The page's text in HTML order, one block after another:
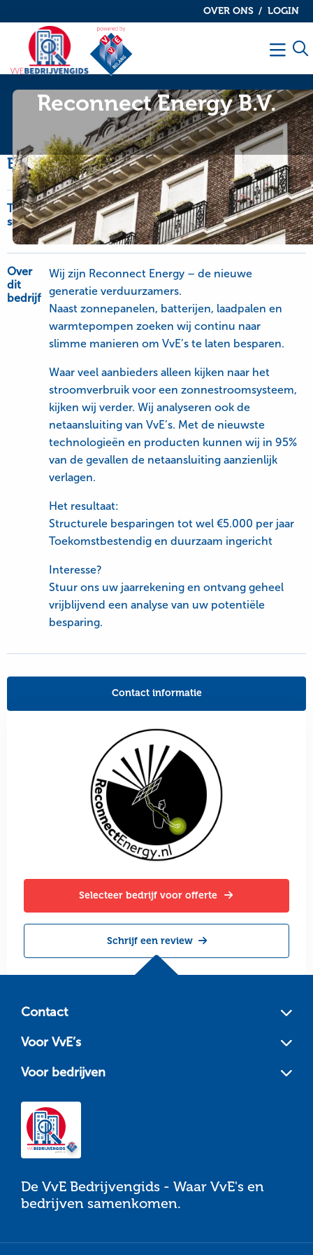
OVER ONS LOGIN
De
VvE
bedrijvengidsbedrijvengids
Reconnect Energy B.V.
Bedrijfsinformatie
Type
service
Airco's, Duurzame Energie, Elektrische
installatie, Laadpalen, Thuisbatterijen,
Zonnepanelen
Over
dit
bedrijf
Wij zijn Reconnect Energy – de nieuwe
generatie verduurzamers.
Naast zonnepanelen, batterijen, laadpalen en
warmtepompen zoeken wij continu naar
slimme manieren om VvE’s te laten besparen.
Waar veel aanbieders alleen kijken naar het
stroomverbruik voor een zonnestroomsysteem,
kijken wij verder. Wij analyseren ook de
netaansluiting van VvE’s. Met de nieuwste
technologieën en producten kunnen wij in 95%
van de gevallen de netaansluiting aanzienlijk
verlagen.
Het resultaat:
Structurele besparingen tot wel €5.000 per jaar
Toekomstbestendig en duurzaam ingericht
Interesse?
Stuur ons uw jaarrekening en ontvang geheel
vrijblijvend een analyse van uw potentiële
besparing.
Contact informatie
Selecteer bedrijf voor offerte
Schrijf een review
De VvE Bedrijvengids - Waar VvE's en
bedrijven samenkomen.
Voor bedrijven
Voor VvE’s
Contact